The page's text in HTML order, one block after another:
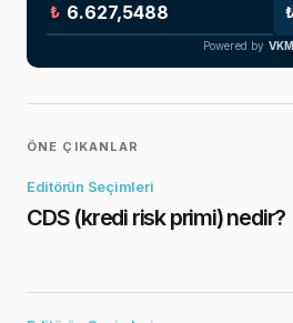
₺
Powered by VKM
ÖNE ÇIKANLAR
Editörün Seçimleri
CDS (kredi risk primi) nedir?